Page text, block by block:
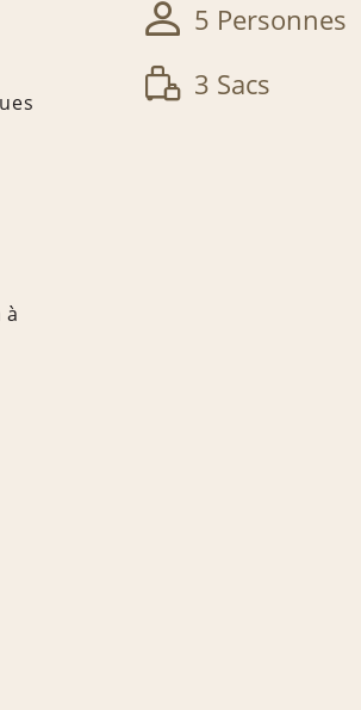
à
5 Personnes
3 Sacs